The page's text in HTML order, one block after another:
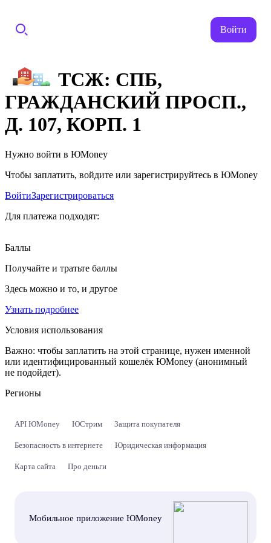
Войти
ТСЖ: СПБ,
ГРАЖДАНСКИЙ ПРОСП.,
Д. 107, КОРП. 1
Нужно войти в ЮMoney
Чтобы заплатить, войдите или зарегистрируйтесь в ЮMoney
ВойтиЗарегистрироваться
Для платежа подходят:
Баллы
Получайте и тратьте баллы
Здесь можно и то, и другое
Узнать подробнее
Условия использования
Важно: чтобы заплатить на этой странице, нужен именной
или идентифицированный кошелёк ЮMoney (анонимный
не подойдет).
Регионы
API ЮMoney ЮСтрим Защита покупателя
Безопасность в интернете Юридическая информация
Карта сайта Про деньги
Мобильное приложение ЮMoney